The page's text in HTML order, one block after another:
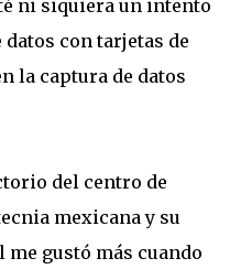
ni siquiera un intento
con tarjetas de
la captura de datos
del centro de
mexicana y su
me gustó más cuando